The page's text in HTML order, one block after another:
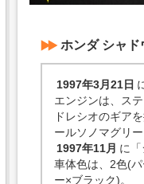
ホンダ シャド
1997年3月21日
エンジンは、ス
ドレシオのギア
ールソノマグリ
1997年11月 に「
車体色は、2色(
ー×ブラック)。